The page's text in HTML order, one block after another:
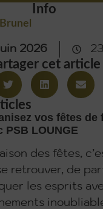
Info
2026
cet article
vos fêtes de
PSB LOUNGE
des fêtes,
retrouver, de
les esprits